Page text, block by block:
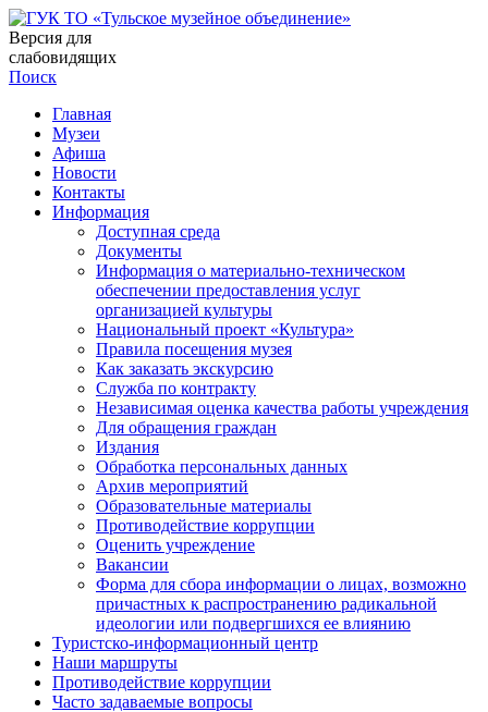
Версия для
слабовидящих
Поиск
Главная
Музеи
Афиша
Новости
Контакты
Информация
Доступная среда
Документы
Информация о материально-техническом
обеспечении предоставления услуг
организацией культуры
Национальный проект «Культура»
Правила посещения музея
Как заказать экскурсию
Служба по контракту
Независимая оценка качества работы учреждения
Для обращения граждан
Издания
Обработка персональных данных
Архив мероприятий
Образовательные материалы
Противодействие коррупции
Оценить учреждение
Вакансии
Форма для сбора информации о лицах, возможно
причастных к распространению радикальной
идеологии или подвергшихся ее влиянию
Туристско-информационный центр
Наши маршруты
Противодействие коррупции
Часто задаваемые вопросы